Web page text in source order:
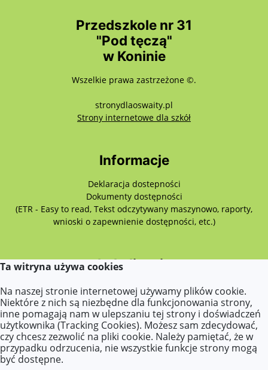
Przedszkole nr 31
"Pod tęczą"
w Koninie
Wszelkie prawa zastrzeżone ©.
stronydlaoswaity.pl
Strony internetowe dla szkółotwiera się w
Informacje
Deklaracja dostepności
Dokumenty dostępności
(ETR - Easy to read, Tekst odczytywany maszynowo, raporty,
wnioski o zapewnienie dostępności, etc.)
Lokalizacja
Różyckiego 3,
62-510 Konin
Kontakt
Ta witryna używa cookies
Na naszej stronie internetowej używamy plików cookie.
Niektóre z nich są niezbędne dla funkcjonowania strony,
inne pomagają nam w ulepszaniu tej strony i doświadczeń
użytkownika (Tracking Cookies). Możesz sam zdecydować,
czy chcesz zezwolić na pliki cookie. Należy pamiętać, że w
przypadku odrzucenia, nie wszystkie funkcje strony mogą
być dostępne.